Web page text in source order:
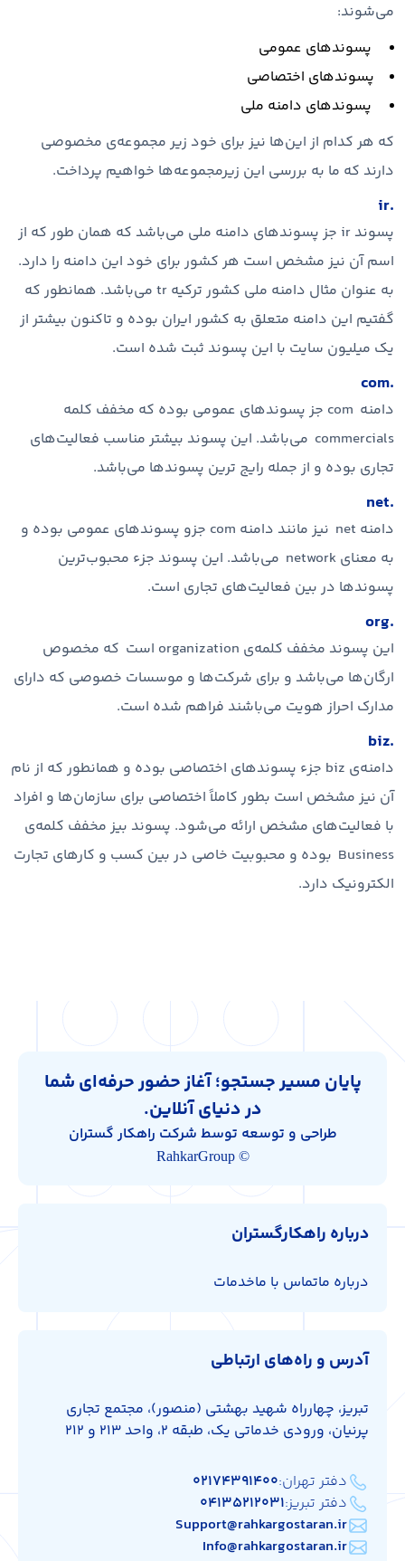
می‌شوند:
پسوندهای عمومی
پسوندهای اختصاصی
پسوندهای دامنه ملی
که هر کدام از این‌ها نیز برای خود زیر مجموعه‌‌ی مخصوصی
دارند که ما به بررسی این زیرمجموعه‌ها خواهیم پرداخت.
.ir
پسوند ir جز پسوندهای دامنه ملی می‌باشد که همان طور که از
اسم آن نیز مشخص است هر کشور برای خود این دامنه را دارد.
به عنوان مثال دامنه ملی کشور ترکیه tr می‌باشد. همانطور که
گفتیم این دامنه متعلق به کشور ایران بوده و تاکنون بیشتر از
یک میلیون سایت با این پسوند ثبت شده است.
.com
دامنه com جز پسوندهای عمومی بوده که مخفف کلمه
commercials می‌باشد. این پسوند بیشتر مناسب فعالیت‌های
تجاری بوده و از جمله رایج ترین پسوندها می‌باشد.
.net
دامنه net نیز مانند دامنه com جزو پسوندهای عمومی بوده و
به معنای network می‌باشد. این پسوند جزء محبوب‌ترین
پسوندها در بین فعالیت‌های تجاری است.
.org
این پسوند مخفف کلمه‌ی organization است که مخصوص
ارگان‌ها می‌باشد و برای شرکت‌ها و موسسات خصوصی که دارای
مدارک احراز هویت می‌باشند فراهم شده است.
.biz
دامنه‌ی biz جزء پسوندهای اختصاصی بوده و همانطور که از نام
آن نیز مشخص است بطور کاملاً اختصاصی برای سازمان‌ها و افراد
با فعالیت‌های مشخص ارائه می‌شود. پسوند بیز مخفف کلمه‌ی
Business بوده و محبوبیت خاصی در بین کسب و کارهای تجارت
الکترونیک دارد.
پایان مسیر جستجو؛ آغاز حضور حرفه‌ای شما
در دنیای آنلاین.
طراحی و توسعه توسط شرکت راهکار گستران
© RahkarGroup
درباره راهکارگستران
درباره ماتماس با ماخدمات
آدرس و راه‌های ارتباطی
تبریز، چهارراه شهید بهشتی (منصور)، مجتمع تجاری
پرنیان، ورودی خدماتی یک، طبقه 2، واحد 213 و 212
دفتر تهران:۰۲۱۷۴۳۹۱۴۰۰
دفتر تبریز:۰۴۱۳۵۲۱۲۰۳۱
Support@rahkargostaran.ir
Info@rahkargostaran.ir